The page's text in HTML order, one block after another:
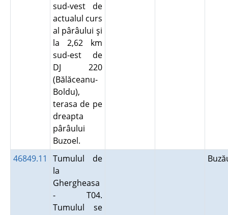
sud-vest de
actualul curs
al pârâului şi
la 2,62 km
sud-est de
DJ 220
(Bălăceanu-
Boldu),
terasa de pe
dreapta
pârâului
Buzoel.
46849.11
Tumulul de
la
Ghergheasa
- T04.
Tumulul se